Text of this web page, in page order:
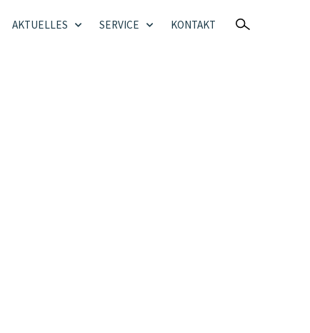
AKTUELLES SERVICE KONTAKT